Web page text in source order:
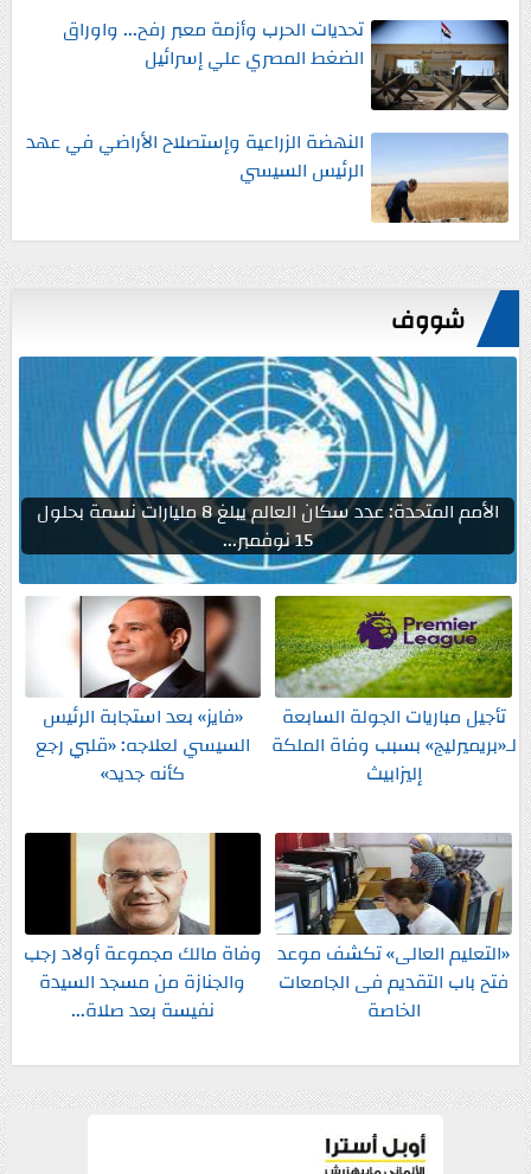
تحديات الحرب وأزمة معبر رفح... واوراق
الضغط المصري علي إسرائيل
النهضة الزراعية وإستصلاح الأراضي في عهد
الرئيس السيسي
شووف
الأمم المتحدة: عدد سكان العالم يبلغ 8 مليارات نسمة بحلول
15 نوفمبر...
تأجيل مباريات الجولة السابعة
لـ«بريميرليج» بسبب وفاة الملكة
إليزابيث
«فايز» بعد استجابة الرئيس
السيسي لعلاجه: «قلبي رجع
كأنه جديد»
«التعليم العالى» تكشف موعد
فتح باب التقديم فى الجامعات
الخاصة
وفاة مالك مجموعة أولاد رجب
والجنازة من مسجد السيدة
نفيسة بعد صلاة...